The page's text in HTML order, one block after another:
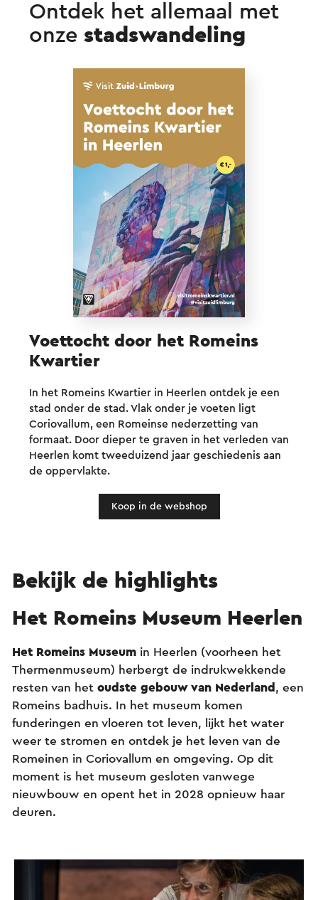
Ontdek het allemaal met
onze stadswandeling
Voettocht door het Romeins
Kwartier
In het Romeins Kwartier in Heerlen ontdek je een
stad onder de stad. Vlak onder je voeten ligt
Coriovallum, een Romeinse nederzetting van
formaat. Door dieper te graven in het verleden van
Heerlen komt tweeduizend jaar geschiedenis aan
de oppervlakte.
Koop in de webshop
Bekijk de highlights
Het Romeins Museum Heerlen
Het Romeins Museum in Heerlen (voorheen het
Thermenmuseum) herbergt de indrukwekkende
resten van het oudste gebouw van Nederland , een
Romeins badhuis. In het museum komen
funderingen en vloeren tot leven, lijkt het water
weer te stromen en ontdek je het leven van de
Romeinen in Coriovallum en omgeving. Op dit
moment is het museum gesloten vanwege
nieuwbouw en opent het in 2028 opnieuw haar
deuren.